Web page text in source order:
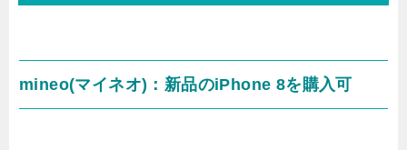
mineo(マイネオ)：新品のiPhone 8を購入可